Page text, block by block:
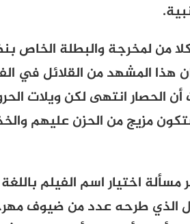
من لمخرجة والبطلة الخاص
هذا المشهد من القلائل في
الحصار انتهى لكن ويلات
مزيج من الحزن عليهم
اختيار اسم الفيلم
الذي طرحه عدد من ضيوف